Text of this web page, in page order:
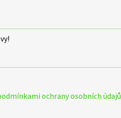
ochrany osobních údajů